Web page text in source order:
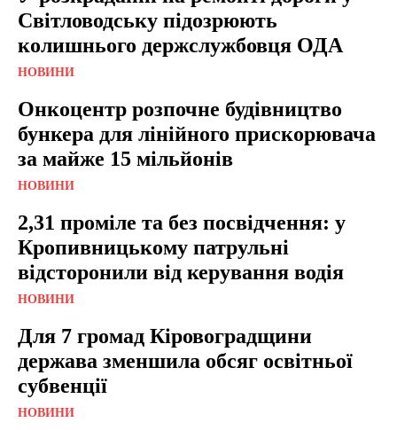
Світловодську підозрюють
колишнього держслужбовця ОДА
НОВИНИ
Онкоцентр розпочне будівництво
бункера для лінійного прискорювача
за майже 15 мільйонів
НОВИНИ
2,31 проміле та без посвідчення: у
Кропивницькому патрульні
відсторонили від керування водія
НОВИНИ
Для 7 громад Кіровоградщини
держава зменшила обсяг освітньої
субвенції
НОВИНИ